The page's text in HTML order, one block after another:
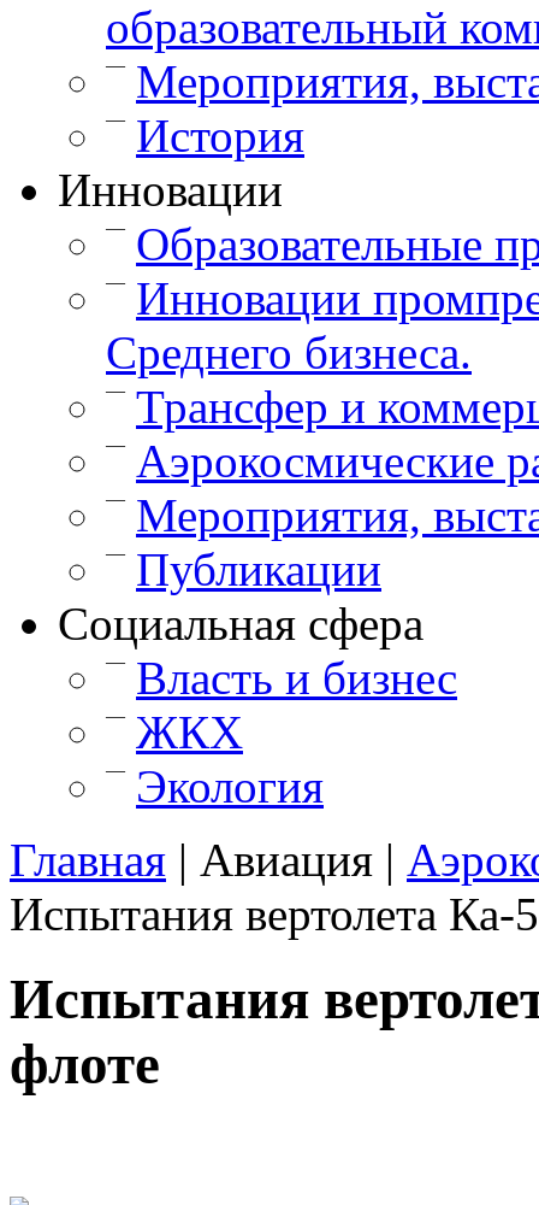
образовательный
— Мероприятия,
— История
Инновации
— Образовательные
— Инновации
Среднего бизнеса.
— Трансфер и
— Аэрокосмические
— Мероприятия,
— Публикации
Cоциальная сфера
— Власть и бизнес
— ЖКХ
—
Экология
Главная | Авиация |
Испытания вертолета
Испытания
флоте